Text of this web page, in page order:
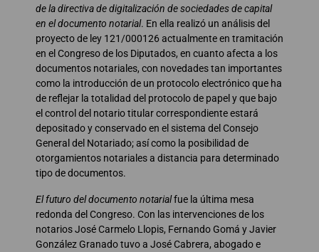
de la directiva de digitalización de sociedades de capital
en el documento notarial. En ella realizó un análisis del
proyecto de ley 121/000126 actualmente en tramitación
en el Congreso de los Diputados, en cuanto afecta a los
documentos notariales, con novedades tan importantes
como la introducción de un protocolo electrónico que ha
de reflejar la totalidad del protocolo de papel y que bajo
el control del notario titular correspondiente estará
depositado y conservado en el sistema del Consejo
General del Notariado; así como la posibilidad de
otorgamientos notariales a distancia para determinado
tipo de documentos.
El futuro del documento notarialfue la última mesa
redonda del Congreso. Con las intervenciones de los
notarios José Carmelo Llopis, Fernando Gomá y Javier
González Granado tuvo a José Cabrera, abogado e